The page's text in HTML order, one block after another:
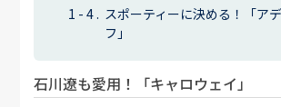
スポーティーに決める！「ア
フ」
石川遼も愛用！「キャロウェイ」